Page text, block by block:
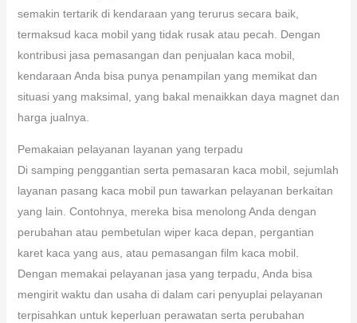
semakin tertarik di kendaraan yang terurus secara baik,
termaksud kaca mobil yang tidak rusak atau pecah. Dengan
kontribusi jasa pemasangan dan penjualan kaca mobil,
kendaraan Anda bisa punya penampilan yang memikat dan
situasi yang maksimal, yang bakal menaikkan daya magnet dan
harga jualnya.
Pemakaian pelayanan layanan yang terpadu
Di samping penggantian serta pemasaran kaca mobil, sejumlah
layanan pasang kaca mobil pun tawarkan pelayanan berkaitan
yang lain. Contohnya, mereka bisa menolong Anda dengan
perubahan atau pembetulan wiper kaca depan, pergantian
karet kaca yang aus, atau pemasangan film kaca mobil.
Dengan memakai pelayanan jasa yang terpadu, Anda bisa
mengirit waktu dan usaha di dalam cari penyuplai pelayanan
terpisahkan untuk keperluan perawatan serta perubahan